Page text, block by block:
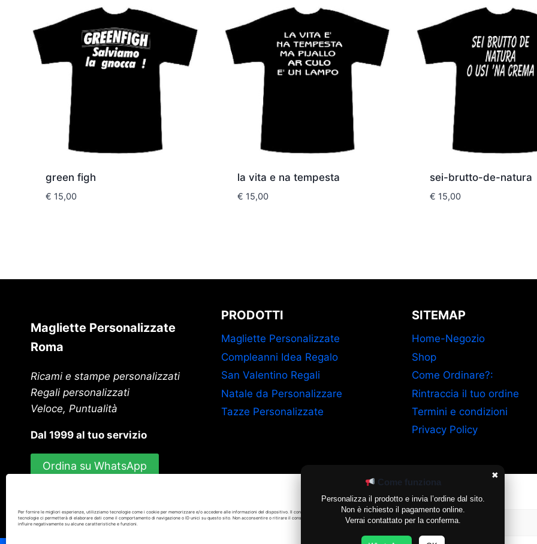
Gestisci Consenso Cookie
Per fornire le migliori esperienze, utilizziamo tecnologie come i cookie per memorizzare e/o accedere alle informazioni del dispositivo. Il consenso a queste
tecnologie ci permetterà di elaborare dati come il comportamento di navigazione o ID unici su questo sito. Non acconsentire o ritirare il consenso può
influire negativamente su alcune caratteristiche e funzioni.
Accetta
green figh
€ 15,00
la vita e na tempesta
€ 15,00
sei-brutto-de-natura
€ 15,00
Magliette Personalizzate
Roma
Ricami e stampe personalizzati
Regali personalizzati
Veloce, Puntualità
Dal 1999 al tuo servizio
Ordina su WhatsApp
PRODOTTI
Magliette Personalizzate
Compleanni Idea Regalo
San Valentino Regali
Natale da Personalizzare
Tazze Personalizzate
SITEMAP
Home-Negozio
Shop
Come Ordinare?:
Rintraccia il tuo ordine
Termini e condizioni
Privacy Policy
✖
Come funziona
Personalizza il prodotto e invia l’ordine dal sito.
Non è richiesto il pagamento online.
Verrai contattato per la conferma.